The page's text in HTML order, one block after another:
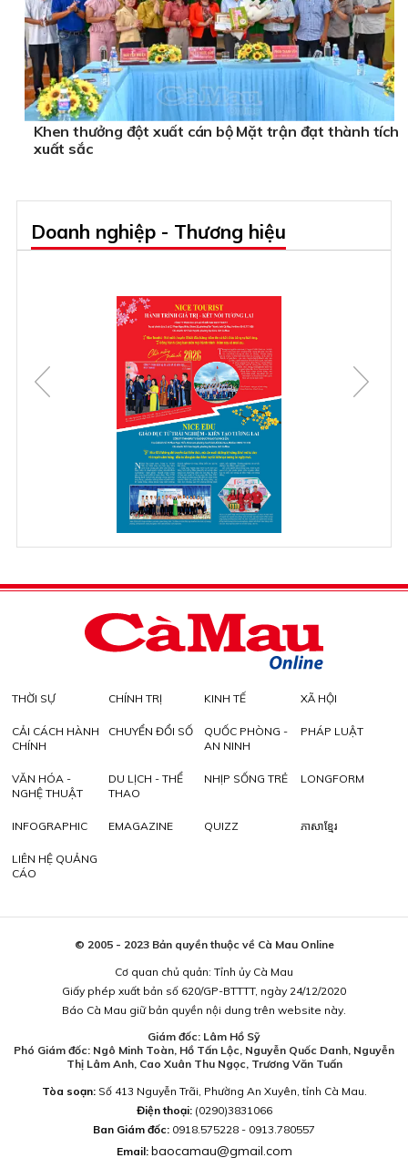
Khen thưởng đột xuất cán bộ Mặt trận đạt thành tích
xuất sắc
Doanh nghiệp - Thương hiệu
THỜI SỰ CHÍNH TRỊ KINH TẾ XÃ HỘI
CẢI CÁCH HÀNH
CHÍNH
CHUYỂN ĐỔI SỐ
QUỐC PHÒNG -
AN NINH
PHÁP LUẬT
VĂN HÓA -
NGHỆ THUẬT
DU LỊCH - THỂ
THAO
NHỊP SỐNG TRẺ LONGFORM
INFOGRAPHIC EMAGAZINE QUIZZ ភាសាខ្មែរ
LIÊN HỆ QUẢNG
CÁO
© 2005 - 2023 Bản quyền thuộc về Cà Mau Online
Cơ quan chủ quản: Tỉnh ủy Cà Mau
Giấy phép xuất bản số 620/GP-BTTTT, ngày 24/12/2020
Báo Cà Mau giữ bản quyền nội dung trên website này.
Giám đốc: Lâm Hồ Sỹ
Phó Giám đốc: Ngô Minh Toàn, Hồ Tấn Lộc, Nguyễn Quốc Danh, Nguyễn
Thị Lâm Anh, Cao Xuân Thu Ngọc, Trương Văn Tuấn
Tòa soạn:Số 413 Nguyễn Trãi, Phường An Xuyên, tỉnh Cà Mau.
Điện thoại: (0290)3831066
Ban Giám đốc: 0918.575228 - 0913.780557
Email: baocamau@gmail.com